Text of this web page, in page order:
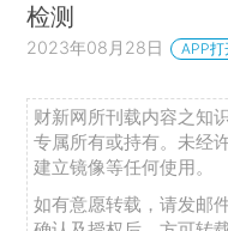
检测
2023年08月28日 APP打
财新网所刊载内容之知
专属所有或持有。未经
建立镜像等任何使用。
如有意愿转载，请发邮